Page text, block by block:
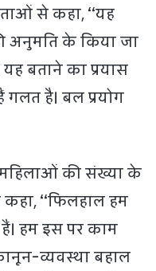
से कहा, ‘‘यह
अनुमति के किया जा
यह बताने का प्रयास
है। बल प्रयोग
की संख्या के
‘‘फिलहाल हम
हम इस पर काम
व्यवस्था बहाल